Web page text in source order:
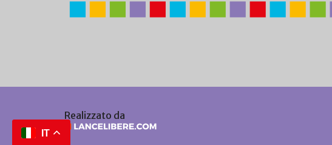
Realizzato da
IT